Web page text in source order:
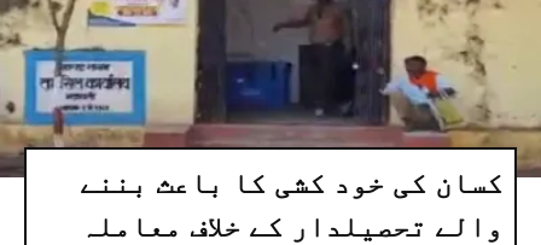
کسان کی خود کشی کا باعث بننے
والے تحصیلدار کے خلاف معاملہ